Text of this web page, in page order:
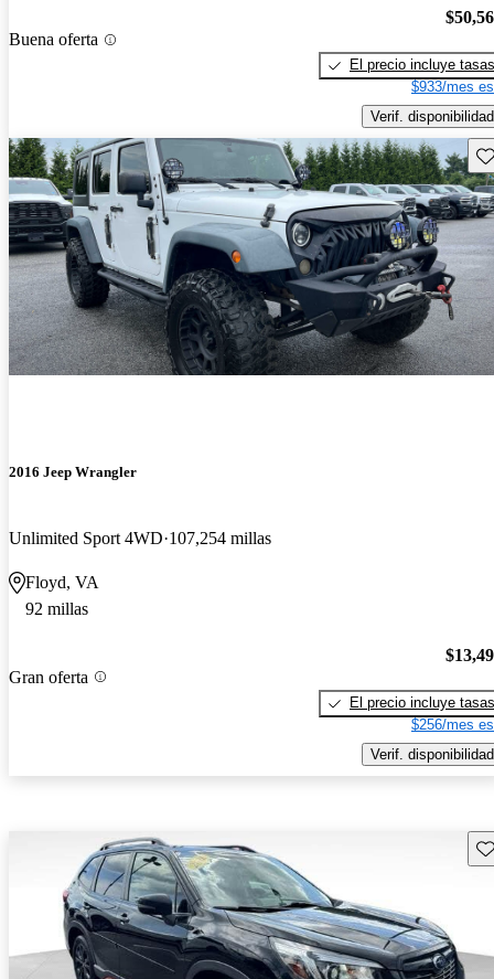
Buena oferta
El precio incluye tasas
$933/mes
Verif. disponibilidad
2016 Jeep Wrangler
Unlimited Sport 4WD 107,254 millas
Floyd, VA
92 millas
Gran oferta
El precio incluye tasas
$256/mes
Verif. disponibilidad